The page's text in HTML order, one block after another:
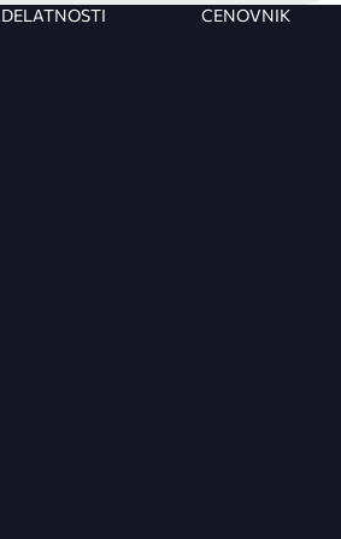
i menadžerima restorana da
opcijama i informacijama putem
upravljanje restoranom beleži sve važne
u rešavanju spornih situacija i
DELATNOSTI CENOVNIK